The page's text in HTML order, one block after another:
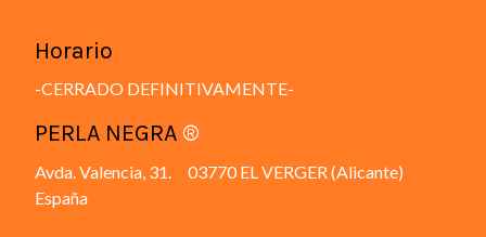
Horario
-CERRADO DEFINITIVAMENTE-
PERLA NEGRA ®
Avda. Valencia, 31. 03770 EL VERGER (Alicante)
España